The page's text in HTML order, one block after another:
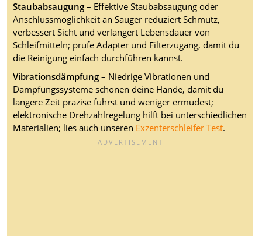
Staubabsaugung– Effektive Staubabsaugung oder
Anschlussmöglichkeit an Sauger reduziert Schmutz,
verbessert Sicht und verlängert Lebensdauer von
Schleifmitteln; prüfe Adapter und Filterzugang, damit du
die Reinigung einfach durchführen kannst.
Vibrationsdämpfung– Niedrige Vibrationen und
Dämpfungssysteme schonen deine Hände, damit du
längere Zeit präzise führst und weniger ermüdest;
elektronische Drehzahlregelung hilft bei unterschiedlichen
Materialien; lies auch unseren Exzenterschleifer Test.